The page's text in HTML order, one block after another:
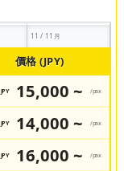
11 / 11月
價格 (JPY)
JPY 15,000 ~ /pax
JPY 14,000 ~ /pax
JPY 16,000 ~ /pax